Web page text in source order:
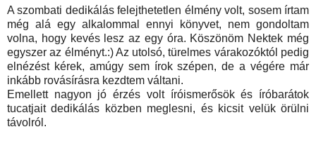
A szombati dedikálás felejthetetlen élmény volt, sosem írtam
még alá egy alkalommal ennyi könyvet, nem gondoltam
volna, hogy kevés lesz az egy óra. Köszönöm Nektek még
egyszer az élményt.:) Az utolsó, türelmes várakozóktól pedig
elnézést kérek, amúgy sem írok szépen, de a végére már
inkább rovásírásra kezdtem váltani.
Emellett nagyon jó érzés volt íróismerősök és íróbarátok
tucatjait dedikálás közben meglesni, és kicsit velük örülni
távolról.